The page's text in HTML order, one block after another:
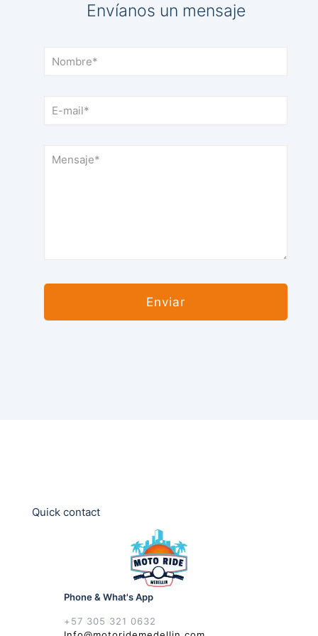
Envíanos un mensaje
Quick contact
Phone & What's App
+57 305 321 0632